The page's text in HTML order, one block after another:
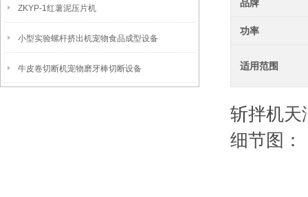
ZKYP-1红薯泥压片机
小型实验螺杆挤出机宠物食品成型设备
牛皮卷切断机宠物磨牙棒切断设备
品牌
功率
适用范围
斩拌机天
细节图：